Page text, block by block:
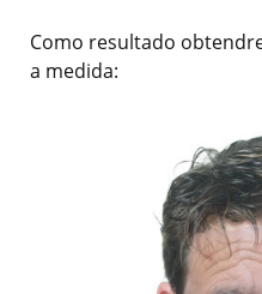
Como resultado
a medida: